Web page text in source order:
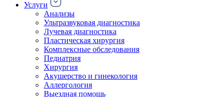
Услуги
Анализы
Ультразвуковая диагностика
Лучевая диагностика
Пластическая хирургия
Комплексные обследования
Педиатрия
Хирургия
Акушерство и гинекология
Аллергология
Выездная помощь